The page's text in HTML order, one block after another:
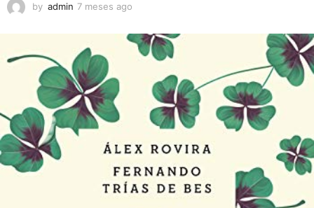
by admin 7 meses ago
e
s